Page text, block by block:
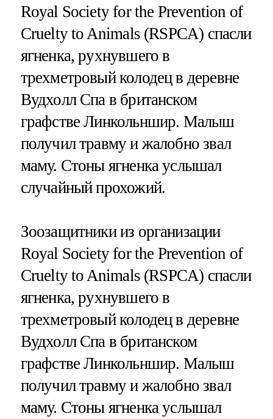
Royal Society for the Prevention of
Cruelty to Animals (RSPCA) спасли
ягненка, рухнувшего в
трехметровый колодец в деревне
Вудхолл Спа в британском
графстве Линкольншир. Малыш
получил травму и жалобно звал
маму. Стоны ягненка услышал
случайный прохожий.
Зоозащитники из организации
Royal Society for the Prevention of
Cruelty to Animals (RSPCA) спасли
ягненка, рухнувшего в
трехметровый колодец в деревне
Вудхолл Спа в британском
графстве Линкольншир. Малыш
получил травму и жалобно звал
маму. Стоны ягненка услышал